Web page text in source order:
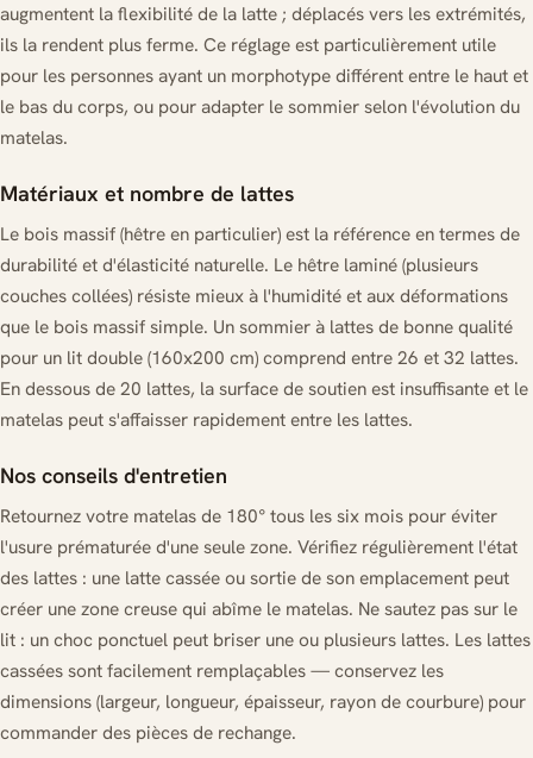
augmentent la flexibilité de la latte ; déplacés vers les extrémités,
ils la rendent plus ferme. Ce réglage est particulièrement utile
pour les personnes ayant un morphotype différent entre le haut et
le bas du corps, ou pour adapter le sommier selon l'évolution du
matelas.
Matériaux et nombre de lattes
Le bois massif (hêtre en particulier) est la référence en termes de
durabilité et d'élasticité naturelle. Le hêtre laminé (plusieurs
couches collées) résiste mieux à l'humidité et aux déformations
que le bois massif simple. Un sommier à lattes de bonne qualité
pour un lit double (160x200 cm) comprend entre 26 et 32 lattes.
En dessous de 20 lattes, la surface de soutien est insuffisante et le
matelas peut s'affaisser rapidement entre les lattes.
Nos conseils d'entretien
Retournez votre matelas de 180° tous les six mois pour éviter
l'usure prématurée d'une seule zone. Vérifiez régulièrement l'état
des lattes : une latte cassée ou sortie de son emplacement peut
créer une zone creuse qui abîme le matelas. Ne sautez pas sur le
lit : un choc ponctuel peut briser une ou plusieurs lattes. Les lattes
cassées sont facilement remplaçables — conservez les
dimensions (largeur, longueur, épaisseur, rayon de courbure) pour
commander des pièces de rechange.